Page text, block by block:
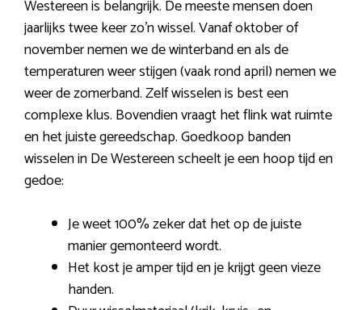
Westereen is belangrijk. De meeste mensen doen
jaarlijks twee keer zo’n wissel. Vanaf oktober of
november nemen we de winterband en als de
temperaturen weer stijgen (vaak rond april) nemen we
weer de zomerband. Zelf wisselen is best een
complexe klus. Bovendien vraagt het flink wat ruimte
en het juiste gereedschap. Goedkoop banden
wisselen in De Westereen scheelt je een hoop tijd en
gedoe:
Je weet 100% zeker dat het op de juiste
manier gemonteerd wordt.
Het kost je amper tijd en je krijgt geen vieze
handen.